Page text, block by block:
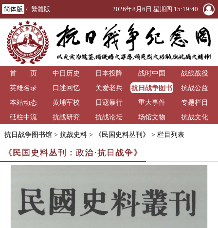
简体版 / 繁體版 2026年8月6日 星期四 15:19:42
首 页 中日历史 日本投降 战时中国
战线战役
英雄名录
口述回忆 关爱老兵
抗日战争图书
馆
抗战公益
本站动态
黄埔军校 日寇暴行 重大事件
专题栏目
砥柱中流
抗战研究 抗战论坛 场馆文物 抗战文化
抗日战争图书馆> 抗战史料> 《民国史料丛刊》 > 栏目列表
《民国史料丛刊：政治·抗日战争》